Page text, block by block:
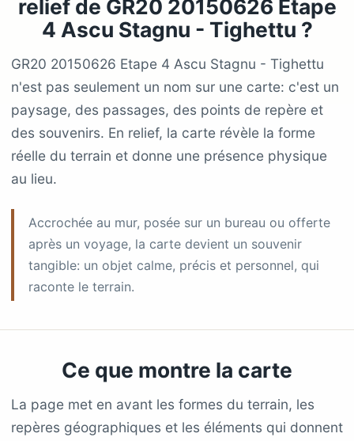
relief de GR20 20150626 Etape
4 Ascu Stagnu - Tighettu ?
GR20 20150626 Etape 4 Ascu Stagnu - Tighettu
n'est pas seulement un nom sur une carte: c'est un
paysage, des passages, des points de repère et
des souvenirs. En relief, la carte révèle la forme
réelle du terrain et donne une présence physique
au lieu.
Accrochée au mur, posée sur un bureau ou offerte
après un voyage, la carte devient un souvenir
tangible: un objet calme, précis et personnel, qui
raconte le terrain.
Ce que montre la carte
La page met en avant les formes du terrain, les
repères géographiques et les éléments qui donnent